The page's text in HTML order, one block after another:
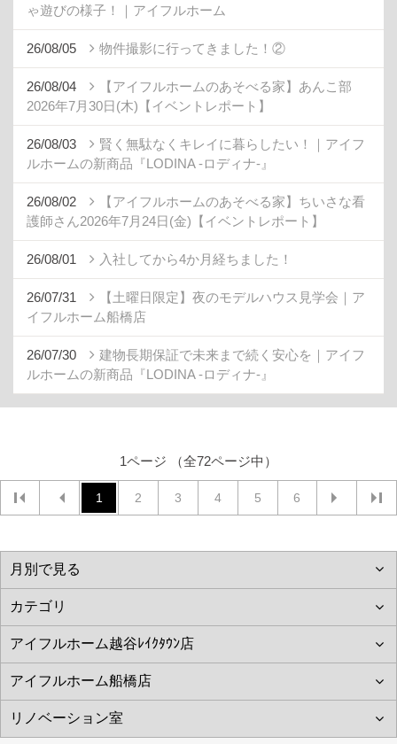
ゃ遊びの様子！｜アイフルホーム
26/08/05 物件撮影に行ってきました！②
26/08/04
【アイフルホームのあそべる家】あんこ部
2026年7月30日(木)【イベントレポート】
26/08/03
賢く無駄なくキレイに暮らしたい！｜アイフ
ルホームの新商品『LODINA -ロディナ-』
26/08/02
【アイフルホームのあそべる家】ちいさな看
護師さん2026年7月24日(金)【イベントレポート】
26/08/01 入社してから4か月経ちました！
26/07/31
【土曜日限定】夜のモデルハウス見学会｜ア
イフルホーム船橋店
26/07/30
建物長期保証で未来まで続く安心を｜アイフ
ルホームの新商品『LODINA -ロディナ-』
1ページ （全72ページ中）
1 2 3 4 5 6